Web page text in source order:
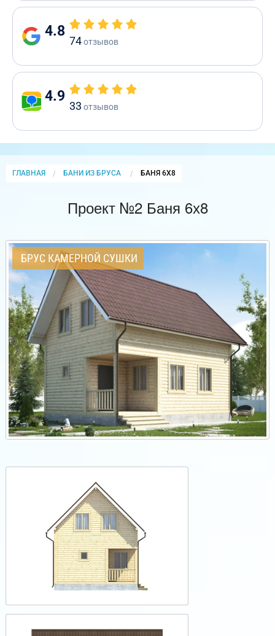
4.8
74отзывов
4.9
33 отзывов
ГЛАВНАЯ БАНИ ИЗ БРУСА CURRENT:
БАНЯ 6Х8
Проект №2 Баня 6х8
БРУС КАМЕРНОЙ СУШКИ